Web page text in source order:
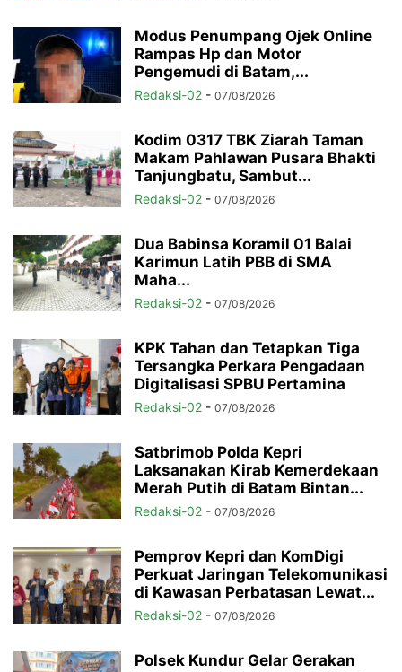
Modus Penumpang Ojek Online
Rampas Hp dan Motor
Pengemudi di Batam,...
Redaksi-02 - 07/08/2026
Kodim 0317 TBK Ziarah Taman
Makam Pahlawan Pusara Bhakti
Tanjungbatu, Sambut...
Redaksi-02 - 07/08/2026
Dua Babinsa Koramil 01 Balai
Karimun Latih PBB di SMA
Maha...
Redaksi-02 - 07/08/2026
KPK Tahan dan Tetapkan Tiga
Tersangka Perkara Pengadaan
Digitalisasi SPBU Pertamina
Redaksi-02 - 07/08/2026
Satbrimob Polda Kepri
Laksanakan Kirab Kemerdekaan
Merah Putih di Batam Bintan...
Redaksi-02 - 07/08/2026
Pemprov Kepri dan KomDigi
Perkuat Jaringan Telekomunikasi
di Kawasan Perbatasan Lewat...
Redaksi-02 - 07/08/2026
Polsek Kundur Gelar Gerakan